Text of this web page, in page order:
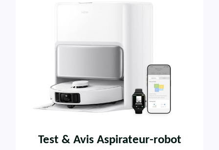
Test & Avis Aspirateur-robot